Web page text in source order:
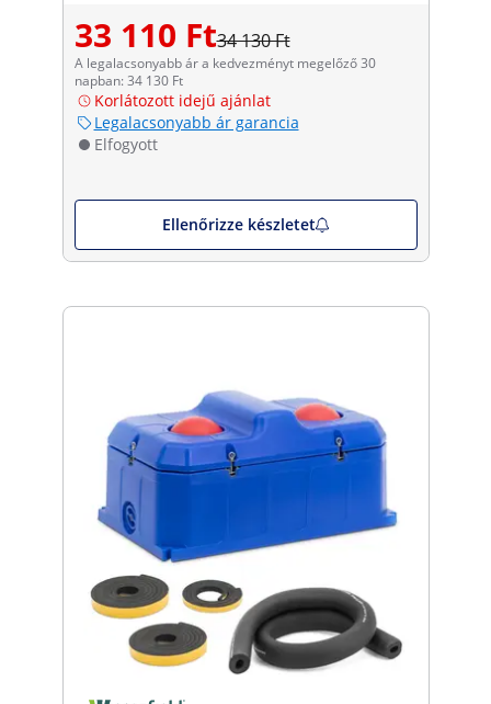
33 110 Ft34 130 Ft
A legalacsonyabb ár a kedvezményt megelőző 30
napban: 34 130 Ft
Korlátozott idejű ajánlat
Legalacsonyabb ár garancia
Elfogyott
Ellenőrizze készletet